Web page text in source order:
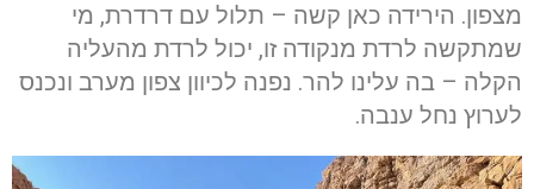
מצפון. הירידה כאן קשה – תלול עם דרדרת, מי
שמתקשה לרדת מנקודה זו, יכול לרדת מהעליה
הקלה – בה עלינו להר. נפנה לכיוון צפון מערב ונכנס
לערוץ נחל ענבה.